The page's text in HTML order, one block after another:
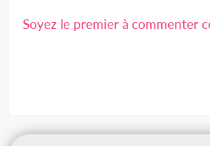
Soyez le premier à commenter